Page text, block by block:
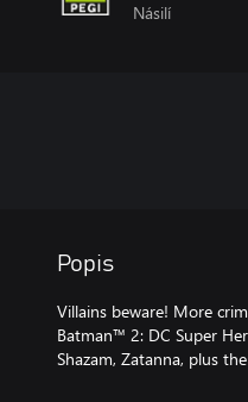
Násilí
Popis
Villains beware! More
Batman™ 2: DC Super
Shazam, Zatanna, plus